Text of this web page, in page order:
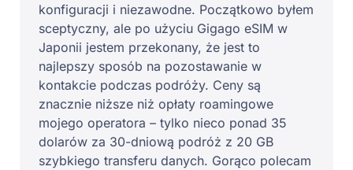
konfiguracji i niezawodne. Początkowo byłem
sceptyczny, ale po użyciu Gigago eSIM w
Japonii jestem przekonany, że jest to
najlepszy sposób na pozostawanie w
kontakcie podczas podróży. Ceny są
znacznie niższe niż opłaty roamingowe
mojego operatora – tylko nieco ponad 35
dolarów za 30-dniową podróż z 20 GB
szybkiego transferu danych. Gorąco polecam